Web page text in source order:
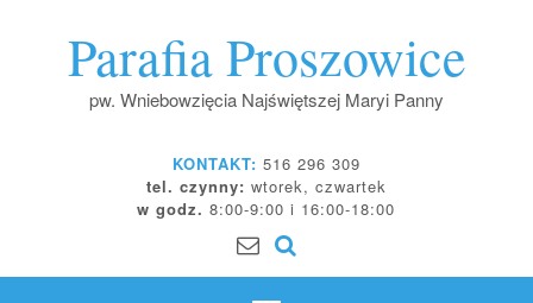
Parafia Proszowice
pw. Wniebowzięcia Najświętszej Maryi Panny
KONTAKT: 516 296 309
tel. czynny: wtorek, czwartek
w godz. 8:00-9:00 i 16:00-18:00